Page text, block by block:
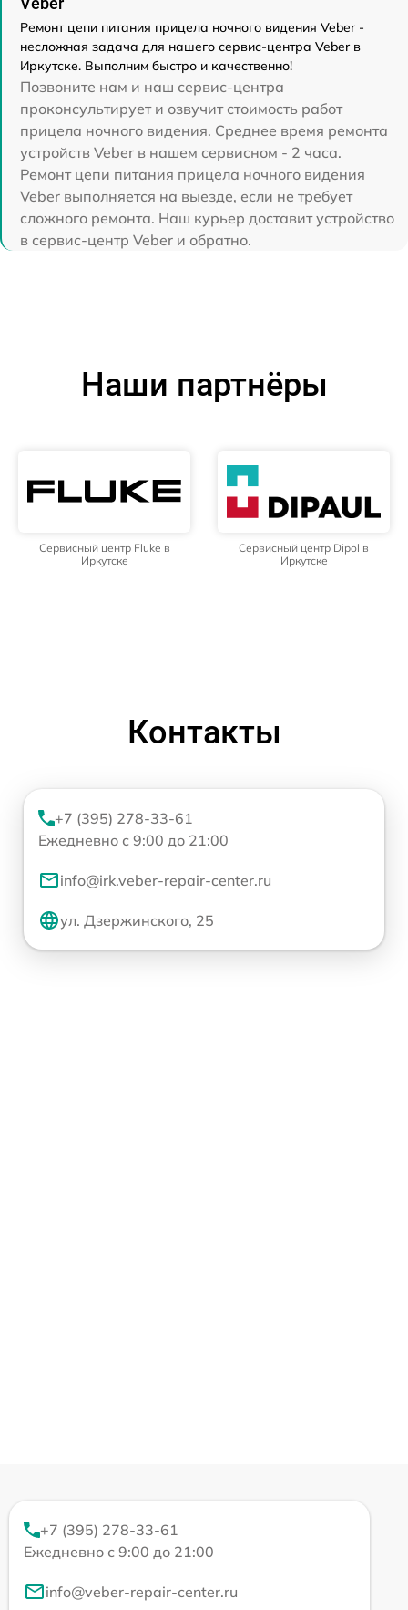
Ремонт цепи питания прицела ночного видения Veber -
несложная задача для нашего сервис-центра Veber в
Иркутске. Выполним быстро и качественно!
Позвоните нам и наш сервис-центра
проконсультирует и озвучит стоимость работ
прицела ночного видения. Среднее время ремонта
устройств Veber в нашем сервисном - 2 часа.
Ремонт цепи питания прицела ночного видения
Veber выполняется на выезде, если не требует
сложного ремонта. Наш курьер доставит устройство
в сервис-центр Veber и обратно.
Наши партнёры
Сервисный центр Fluke в
Иркутске
Сервисный центр Dipol в
Иркутске
Контакты
+7 (395) 278-33-61
Ежедневно с 9:00 до 21:00
info@irk.veber-repair-center.ru
ул. Дзержинского, 25
+7 (395) 278-33-61
Ежедневно с 9:00 до 21:00
info@veber-repair-center.ru